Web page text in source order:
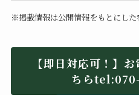
※掲載情報は公開情報をもとにした
【即日対応可！】
ちら